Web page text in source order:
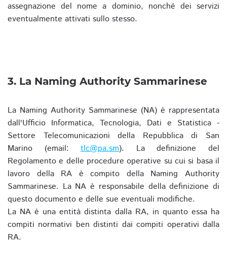
assegnazione del nome a dominio, nonché dei servizi
eventualmente attivati sullo stesso.
3. La Naming Authority Sammarinese
La Naming Authority Sammarinese (NA) è rappresentata
dall'Ufficio Informatica, Tecnologia, Dati e Statistica -
Settore Telecomunicazioni della Repubblica di San
Marino (email:tlc@pa.sm). La definizione del
Regolamento e delle procedure operative su cui si basa il
lavoro della RA è compito della Naming Authority
Sammarinese. La NA è responsabile della definizione di
questo documento e delle sue eventuali modifiche.
La NA è una entità distinta dalla RA, in quanto essa ha
compiti normativi ben distinti dai compiti operativi dalla
RA.